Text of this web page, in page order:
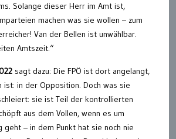
Solange dieser Herr im Amt ist,
machen was sie wollen – zum
Van der Bellen ist unwählbar.
Amtszeit.“
sagt dazu: Die FPÖ ist dort angelangt,
in der Opposition. Doch was sie
sie ist Teil der kontrollierten
aus dem Vollen, wenn es um
geht – in dem Punkt hat sie noch nie